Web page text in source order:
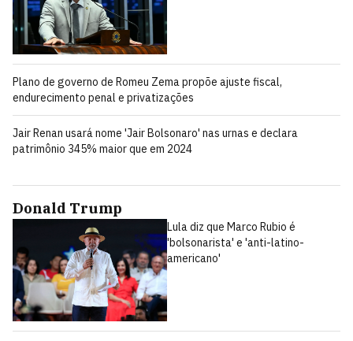
Plano de governo de Romeu Zema propõe ajuste fiscal,
endurecimento penal e privatizações
Jair Renan usará nome 'Jair Bolsonaro' nas urnas e declara
patrimônio 345% maior que em 2024
Donald Trump
Lula diz que Marco Rubio é
'bolsonarista' e 'anti-latino-
americano'